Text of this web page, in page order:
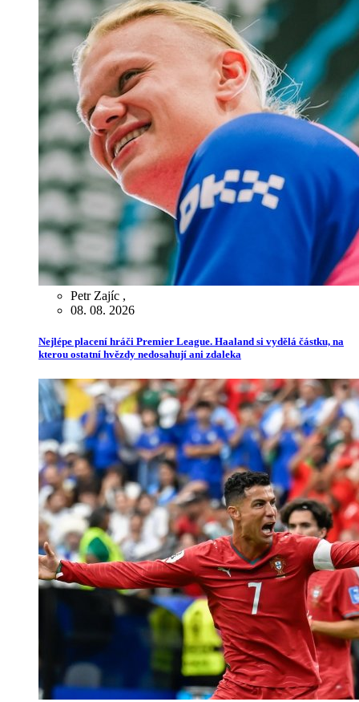
Petr Zajíc ,
08. 08. 2026
Nejlépe placení hráči Premier League. Haaland si vydělá částku, na
kterou ostatní hvězdy nedosahují ani zdaleka